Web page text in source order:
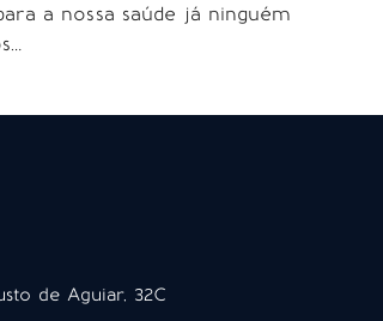
a nossa saúde já ninguém
de Aguiar, 32C